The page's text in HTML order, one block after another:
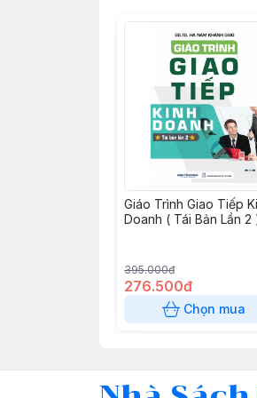
Giáo Trình Giao Tiếp
Doanh ( Tái Bản Lần 2
395.000đ
276.500đ
Chọn mua